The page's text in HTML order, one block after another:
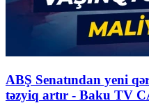
ABŞ Senatından yeni
təzyiq artır - Baku TV